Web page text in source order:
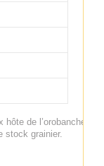
hôte de l’orobanche
stock grainier.